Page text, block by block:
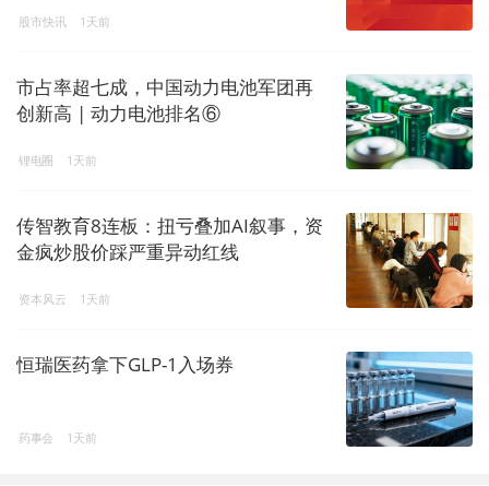
股市快讯 1天前
市占率超七成，中国动力电池军团再
创新高 | 动力电池排名⑥
锂电圈 1天前
传智教育8连板：扭亏叠加AI叙事，资
金疯炒股价踩严重异动红线
资本风云 1天前
恒瑞医药拿下GLP-1入场券
药事会 1天前